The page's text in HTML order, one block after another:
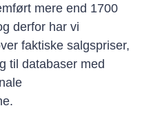
mere end 1700
derfor har vi
faktiske salgspriser,
til databaser med